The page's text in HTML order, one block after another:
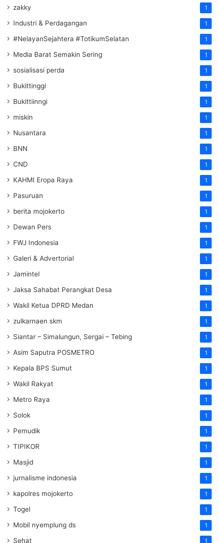
zakky 1
Industri & Perdagangan 1
#NelayanSejahtera #TotikumSelatan 1
Media Barat Semakin Sering 1
sosialisasi perda 1
Bukittinggi 1
Bukittiinngi 1
miskin 1
Nusantara 1
BNN 1
CND 1
KAHMI Eropa Raya 1
Pasuruan 1
berita mojokerto 1
Dewan Pers 1
FWJ Indonesia 1
Galeri & Advertorial 1
Jamintel 1
Jaksa Sahabat Perangkat Desa 1
Wakil Ketua DPRD Medan 1
zulkarnaen skm 1
Siantar – Simalungun, Sergai – Tebing 1
Asim Saputra POSMETRO 1
Kepala BPS Sumut 1
Wakil Rakyat 1
Metro Raya 1
Solok 1
Pemudik 1
TIPIKOR 1
Masjid 1
jurnalisme indonesia 1
kapolres mojokerto 1
Togel 1
Mobil nyemplung ds 1
Sehat 1